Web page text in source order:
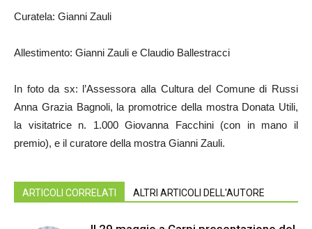
Curatela: Gianni Zauli
Allestimento: Gianni Zauli e Claudio Ballestracci
In foto da sx: l’Assessora alla Cultura del Comune di Russi
Anna Grazia Bagnoli, la promotrice della mostra Donata Utili,
la visitatrice n. 1.000 Giovanna Facchini (con in mano il
premio), e il curatore della mostra Gianni Zauli.
ARTICOLI CORRELATI ALTRI ARTICOLI DELL'AUTORE